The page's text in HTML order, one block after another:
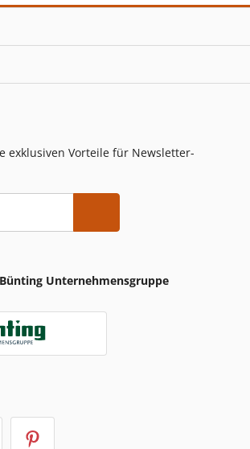
exklusiven Vorteile für Newsletter-
Unternehmensgruppe